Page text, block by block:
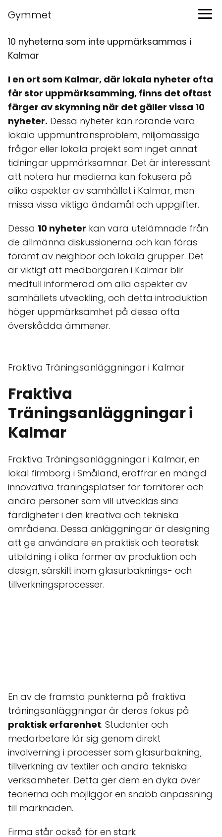
Gymmet
10 nyheterna som inte uppmärksammas i
Kalmar
I en ort som Kalmar, där lokala nyheter ofta
får stor uppmärksamming, finns det oftast
färger av skymning när det gäller vissa 10
nyheter. Dessa nyheter kan rörande vara
lokala uppmuntransproblem, miljömässiga
frågor eller lokala projekt som inget annat
tidningar uppmärksamnar. Det är interessant
att notera hur medierna kan fokusera på
olika aspekter av samhället i Kalmar, men
missa vissa viktiga ändamål och uppgifter.
Dessa 10 nyheter kan vara utelämnade från
de allmänna diskussionerna och kan föras
förömt av neighbor och lokala grupper. Det
är viktigt att medborgaren i Kalmar blir
medfull informerad om alla aspekter av
samhällets utveckling, och detta introduktion
höger uppmärksamhet på dessa ofta
överskådda ämmener.
Fraktiva Träningsanläggningar i Kalmar
Fraktiva
Träningsanläggningar i
Kalmar
Fraktiva Träningsanläggningar i Kalmar, en
lokal firmborg i Småland, eroffrar en mängd
innovativa träningsplatser för fornitörer och
andra personer som vill utvecklas sina
färdigheter i den kreativa och tekniska
områdena. Dessa anläggningar är designing
att ge användare en praktisk och teoretisk
utbildning i olika former av produktion och
design, särskilt inom glasurbaknings- och
tillverkningsprocesser.
En av de framsta punkterna på fraktiva
träningsanläggningar är deras fokus på
praktisk erfarenhet. Studenter och
medarbetare lär sig genom direkt
involverning i processer som glasurbakning,
tillverkning av textiler och andra tekniska
verksamheter. Detta ger dem en dyka över
teorierna och möjliggör en snabb anpassning
till marknaden.
Firma står också för en stark